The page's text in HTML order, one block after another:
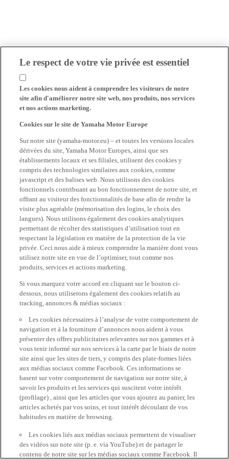
Le respect de votre vie privée est essentiel
Les cookies nous aident à comprendre les visiteurs de notre
site afin d'améliorer notre site web, nos produits, nos services
et nos actions marketing.
Cookies sur le site de Yamaha Motor Europe
Sur notre site (yamaha-motor.eu) – et toutes les versions locales
dérivées du site, Yamaha Motor Europes, ainsi que ses
établissements locaux et ses filiales, utilisent des cookies y
compris des technologies similaires aux cookies, comme
javascript et des balises web. Nous utilisons des cookies
fonctionnels contribuant au bon fonctionnement de notre site, et
offrant au visiteur des fonctionnalités de base afin de rendre la
visite plus agréable (mémorisation des logins, le choix des
langues). Nous utilisons également des cookies analytiques
permettant de récolter des statistiques d’utilisation tout en
respectant la législation en matière de la protection de la vie
privée. Ceci nous aide à mieux comprendre la manière dont vous
utilisez notre site en vue de l’optimiser, tout comme nos
produits, services et actions marketing.
Si vous marquez votre accord en cliquant sur le bouton ci-
dessous, nous utiliserons également des cookies relatifs au
tracking, annonces & médias sociaux :
Les cookies nécessaires à l’analyse de votre comportement de
navigation et à la fourniture d’annonces nous aident à vous
présenter des offres publicitaires relevantes sur nos gammes et à
vous tenir informé sur nos services à la carte par le biais de notre
site ainsi que les sites de tiers, y compris des plate-formes liées
aux médias sociaux comme Facebook. Ces informations se
basent sur votre comportement de navigation sur notre site, à
savoir les produits et les services qui suscitent votre intérêt
(profilage) , ainsi que les articles que vous ajoutez au panier, les
articles achetés par vos soins, et tout intérêt découlant de vos
habitudes en matière de browsing.
Les cookies liés aux médias sociaux permettent de visualiser
des vidéos sur note site (p. e. via YouTube) et de partager le
contenu de notre site sur les médias sociaux comme Facebook. Il